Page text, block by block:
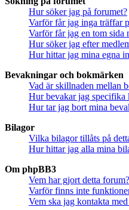
Hur söker jag på forumet?
Varför får jag inga träffar
Varför får jag en tom sida
Hur söker jag efter
Hur hittar jag mina egna
Bevakningar och bokmärken
Vad är skillnaden mellan
Hur bevakar jag specifika
Hur tar jag bort mina
Bilagor
Vilka bilagor tillåts på
Hur hittar jag alla mina
Om phpBB3
Vem har gjort detta forum?
Varför finns inte
Vem ska jag kontakta